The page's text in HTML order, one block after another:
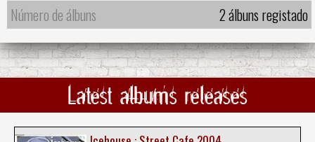
Número de álbuns
2 álbuns registado
Latest albums releases